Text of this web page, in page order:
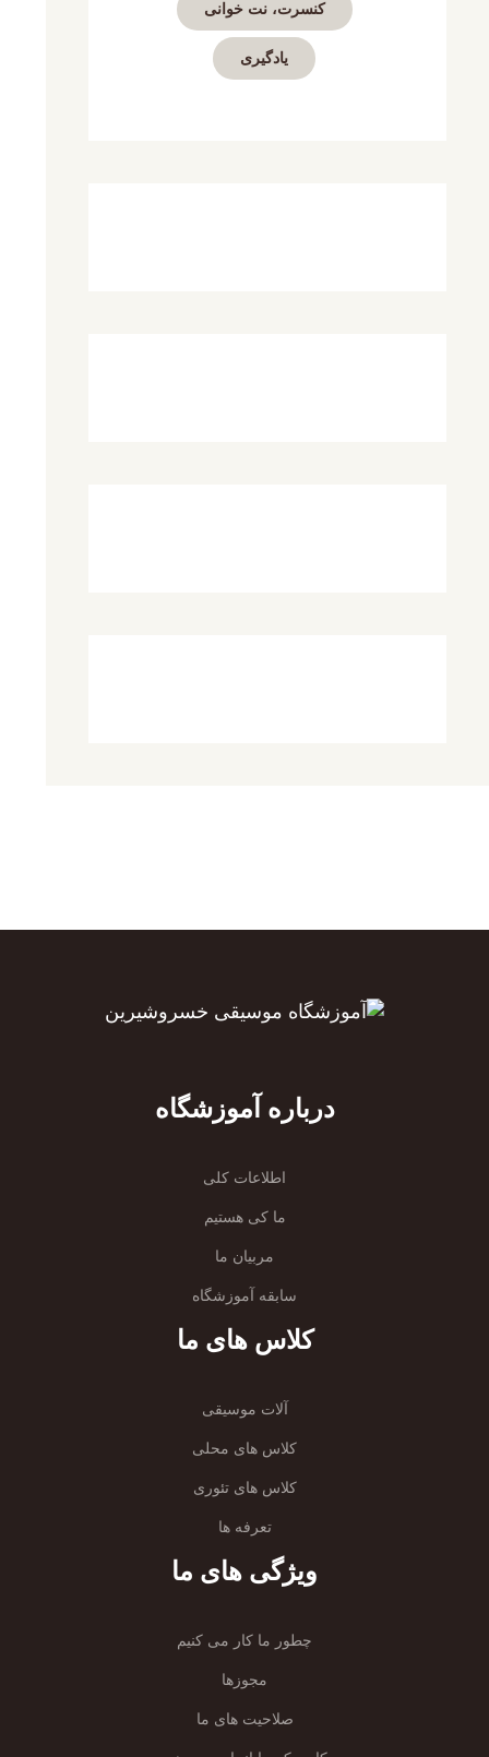
کنسرت، نت خوانی
یادگیری
درباره آموزشگاه
اطلاعات کلی
ما کی هستیم
مربیان ما
سابقه آموزشگاه
کلاس های ما
آلات موسیقی
کلاس های محلی
کلاس های تئوری
تعرفه ها
ویژگی های ما
چطور ما کار می کنیم
مجوزها
صلاحیت های ما